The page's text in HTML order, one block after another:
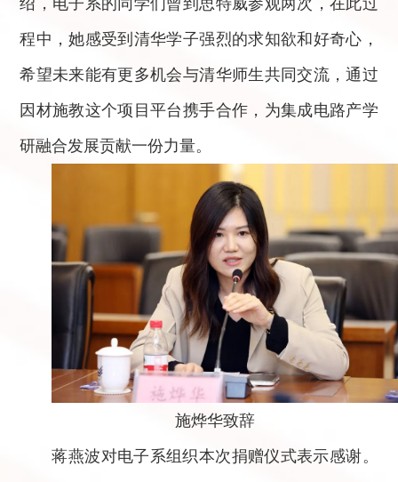
绍，电子系的同学们曾到思特威参观两次，在此过
程中，她感受到清华学子强烈的求知欲和好奇心，
希望未来能有更多机会与清华师生共同交流，通过
因材施教这个项目平台携手合作，为集成电路产学
研融合发展贡献一份力量。
施烨华致辞
蒋燕波对电子系组织本次捐赠仪式表示感谢。